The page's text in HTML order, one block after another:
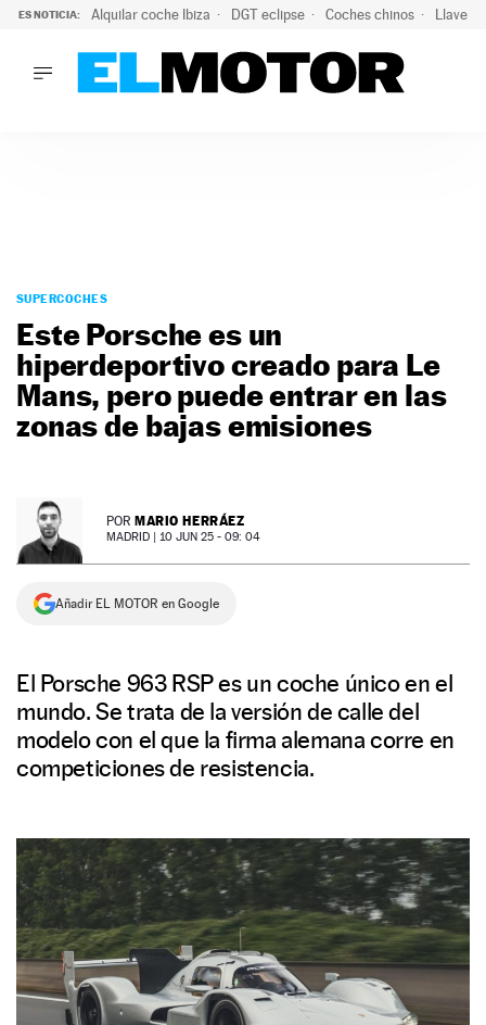
ES NOTICIA: Alquilar coche Ibiza DGT eclipse Coches chinos Llaves
PODCAST
MOTOS
TECNOLOGÍA
SUPERCOCHES
NEWSLETTER
SUPERCOCHES
Este Porsche es un
hiperdeportivo creado para Le
Mans, pero puede entrar en las
zonas de bajas emisiones
POR MARIO HERRÁEZ
MADRID | 10 JUN 25 - 09: 04
Añadir EL MOTOR en Google
El Porsche 963 RSP es un coche único en el
mundo. Se trata de la versión de calle del
modelo con el que la firma alemana corre en
competiciones de resistencia.